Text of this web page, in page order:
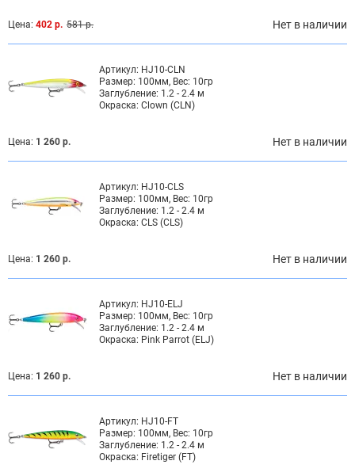
Цена: 402 р. 581 р. Нет в наличии
Артикул: HJ10-CLN
Размер: 100мм, Вес: 10гр
Заглубление: 1.2 - 2.4 м
Окраска: Clown (CLN)
Цена: 1 260 р. Нет в наличии
Артикул: HJ10-CLS
Размер: 100мм, Вес: 10гр
Заглубление: 1.2 - 2.4 м
Окраска: CLS (CLS)
Цена: 1 260 р. Нет в наличии
Артикул: HJ10-ELJ
Размер: 100мм, Вес: 10гр
Заглубление: 1.2 - 2.4 м
Окраска: Pink Parrot (ELJ)
Цена: 1 260 р. Нет в наличии
Артикул: HJ10-FT
Размер: 100мм, Вес: 10гр
Заглубление: 1.2 - 2.4 м
Окраска: Firetiger (FT)